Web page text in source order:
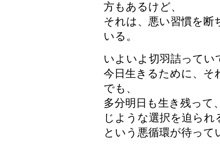
方もあるけど、
それは、悪い習慣を断
いる。
いよいよ切羽詰ってい
今日生きるために、そ
でも、
多分明日も生き残って
じような選択を迫られ
という悪循環が待っ